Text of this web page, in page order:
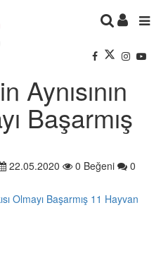
Aynısının
Başarmış
22.05.2020 0 Beğeni
0